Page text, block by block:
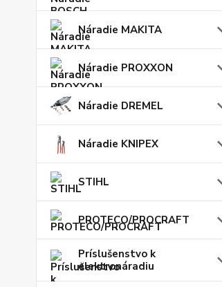
Náradie MAKITA
Náradie PROXXON
Náradie DREMEL
Náradie KNIPEX
STIHL
PROTECO/PROCRAFT
Príslušenstvo k
elektronáradiu